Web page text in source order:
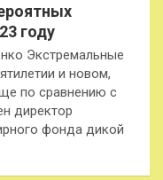
году
Экстремальные
и новом,
по сравнению с
директор
фонда дикой